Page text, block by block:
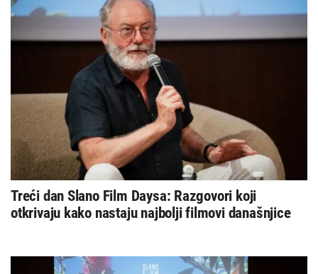
Treći dan Slano Film Daysa: Razgovori koji
otkrivaju kako nastaju najbolji filmovi današnjice